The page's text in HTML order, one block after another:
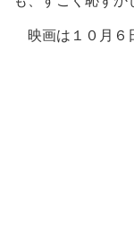
映画は１０月６